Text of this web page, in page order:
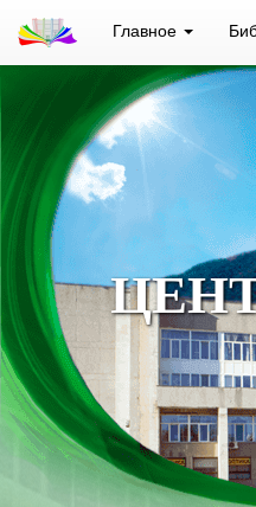
Главное